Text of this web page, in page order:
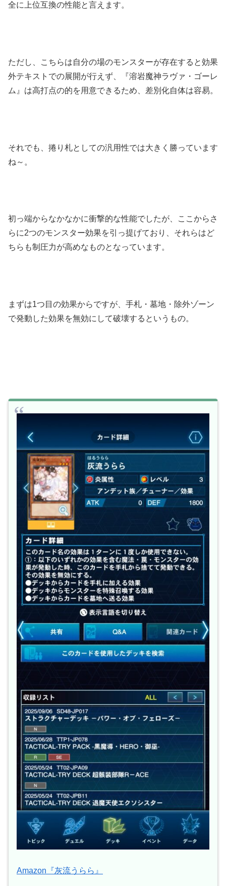
全に上位互換の性能と言えます。
ただし、こちらは自分の場のモンスターが存在すると効果
外テキストでの展開が行えず、『溶岩魔神ラヴァ・ゴーレ
ム』は高打点の的を用意できるため、差別化自体は容易。
それでも、捲り札としての汎用性では大きく勝っています
ね～。
初っ端からなかなかに衝撃的な性能でしたが、ここからさ
らに2つのモンスター効果を引っ提げており、それらはど
ちらも制圧力が高めなものとなっています。
まずは1つ目の効果からですが、手札・墓地・除外ゾーン
で発動した効果を無効にして破壊するというもの。
Amazon『灰流うらら』